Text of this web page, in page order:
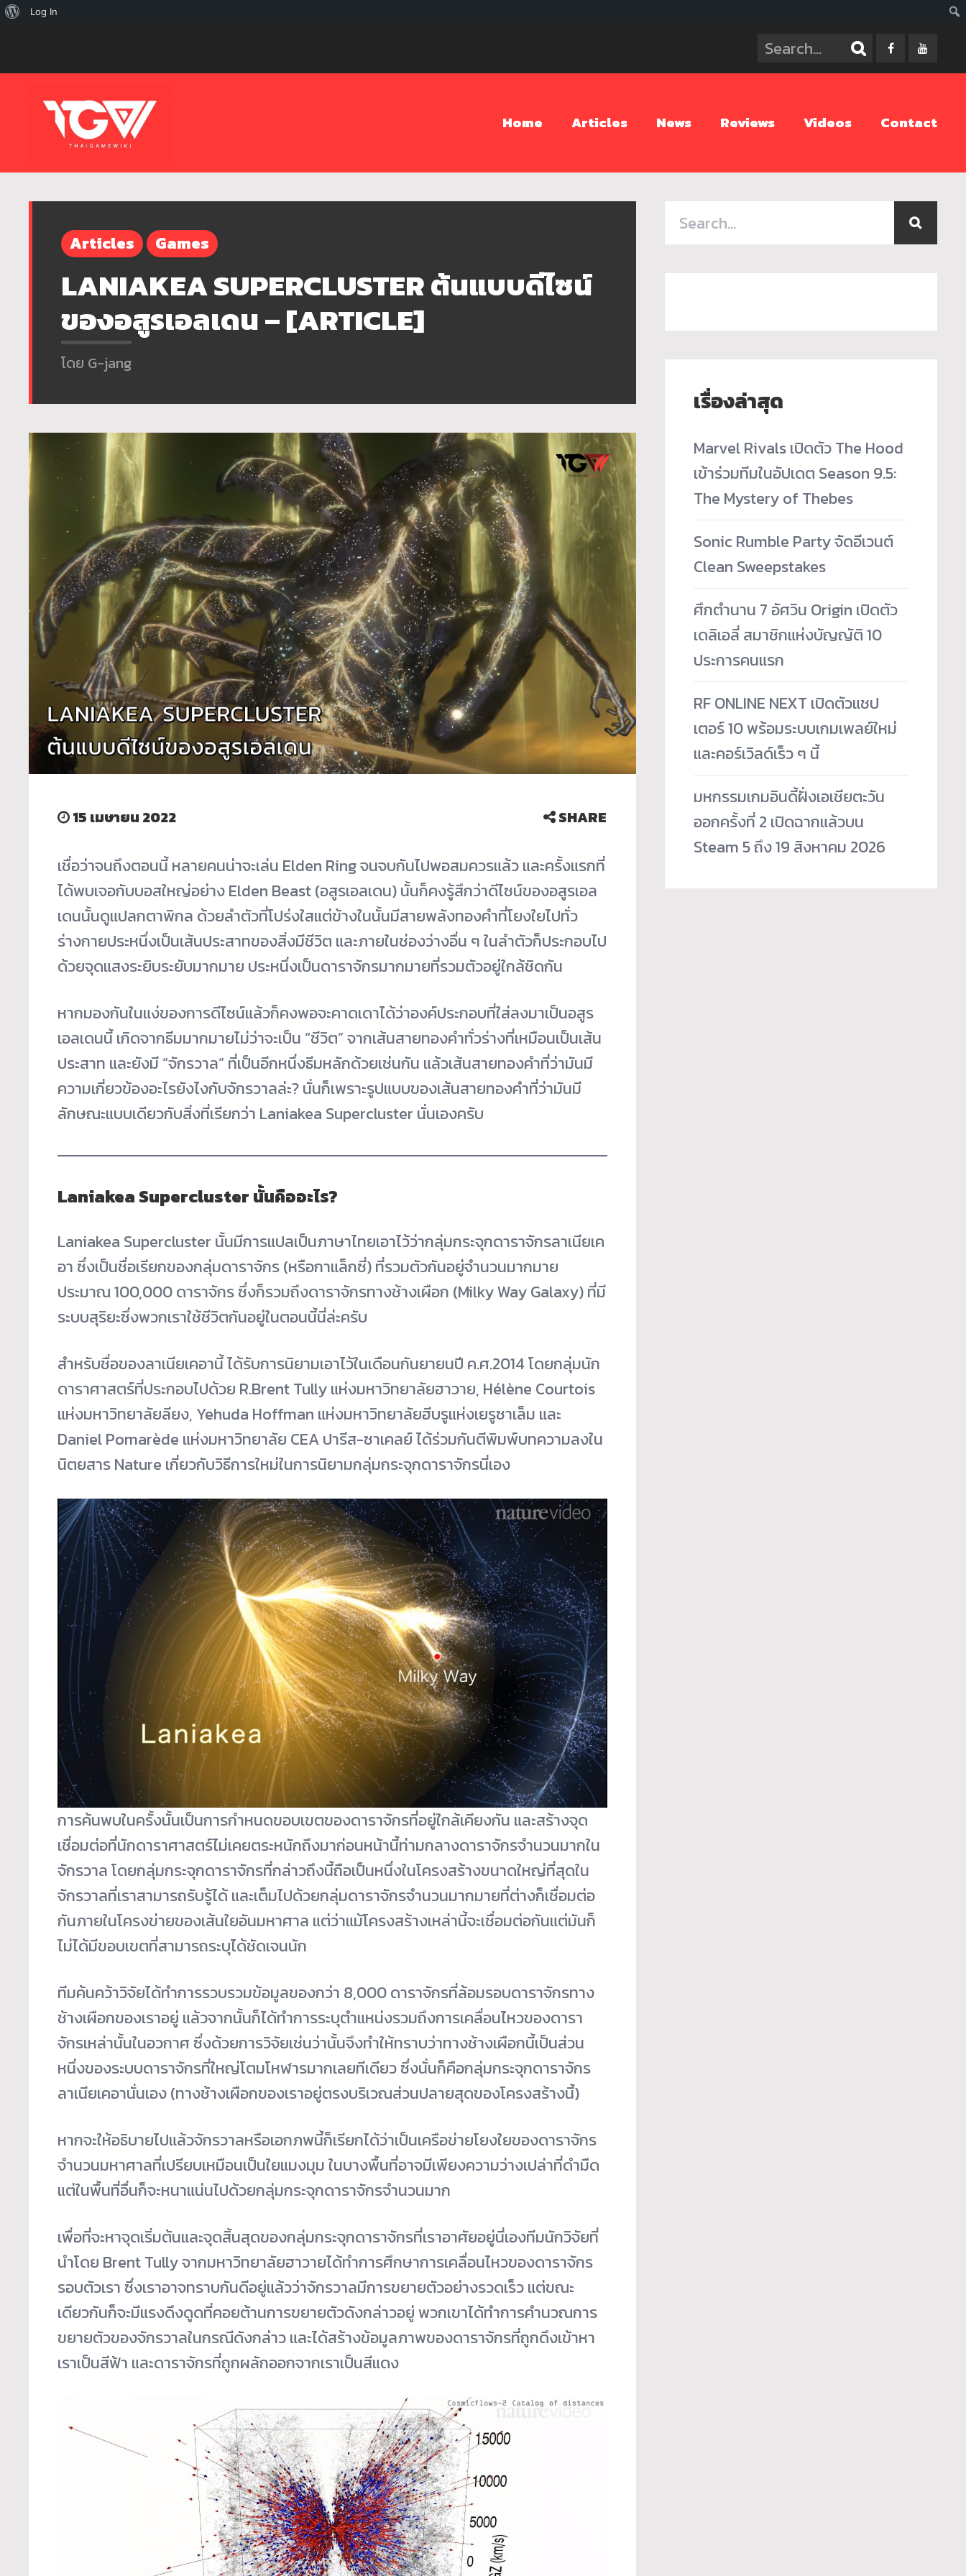
Home Articles News Reviews Videos Contact
Articles Games
LANIAKEA SUPERCLUSTER ต้นแบบดีไซน์
ของอสูรเอลเดน – [ARTICLE]
โดย G-jang
15 เมษายน 2022 SHARE
เชื่อว่าจนถึงตอนนี้ หลายคนน่าจะเล่น Elden Ring จนจบกันไปพอสมควรแล้ว และครั้งแรกที่
ได้พบเจอกับบอสใหญ่อย่าง Elden Beast (อสูรเอลเดน) นั้นก็คงรู้สึกว่าดีไซน์ของอสูรเอล
เดนนั้นดูแปลกตาพิกล ด้วยลำตัวที่โปร่งใสแต่ข้างในนั้นมีสายพลังทองคำที่โยงใยไปทั่ว
ร่างกายประหนึ่งเป็นเส้นประสาทของสิ่งมีชีวิต และภายในช่องว่างอื่น ๆ ในลำตัวก็ประกอบไป
ด้วยจุดแสงระยิบระยับมากมาย ประหนึ่งเป็นดาราจักรมากมายที่รวมตัวอยู่ใกล้ชิดกัน
หากมองกันในแง่ของการดีไซน์แล้วก็คงพอจะคาดเดาได้ว่าองค์ประกอบที่ใส่ลงมาเป็นอสูร
เอลเดนนี้ เกิดจากธีมมากมายไม่ว่าจะเป็น “ชีวิต” จากเส้นสายทองคำทั่วร่างที่เหมือนเป็นเส้น
ประสาท และยังมี “จักรวาล” ที่เป็นอีกหนึ่งธีมหลักด้วยเช่นกัน แล้วเส้นสายทองคำที่ว่ามันมี
ความเกี่ยวข้องอะไรยังไงกับจักรวาลล่ะ? นั่นก็เพราะรูปแบบของเส้นสายทองคำที่ว่ามันมี
ลักษณะแบบเดียวกับสิ่งที่เรียกว่า Laniakea Supercluster นั่นเองครับ
Laniakea Supercluster นั้นคืออะไร?
Laniakea Supercluster นั้นมีการแปลเป็นภาษาไทยเอาไว้ว่ากลุ่มกระจุกดาราจักรลาเนียเค
อา ซึ่งเป็นชื่อเรียกของกลุ่มดาราจักร (หรือกาแล็กซี่) ที่รวมตัวกันอยู่จำนวนมากมาย
ประมาณ 100,000 ดาราจักร ซึ่งก็รวมถึงดาราจักรทางช้างเผือก (Milky Way Galaxy) ที่มี
ระบบสุริยะซึ่งพวกเราใช้ชีวิตกันอยู่ในตอนนี้นี่ล่ะครับ
สำหรับชื่อของลาเนียเคอานี้ ได้รับการนิยามเอาไว้ในเดือนกันยายนปี ค.ศ.2014 โดยกลุ่มนัก
ดาราศาสตร์ที่ประกอบไปด้วย R.Brent Tully แห่งมหาวิทยาลัยฮาวาย, Hélène Courtois
แห่งมหาวิทยาลัยลียง, Yehuda Hoffman แห่งมหาวิทยาลัยฮีบรูแห่งเยรูซาเล็ม และ
Daniel Pomarède แห่งมหาวิทยาลัย CEA ปารีส-ซาเคลย์ ได้ร่วมกันตีพิมพ์บทความลงใน
นิตยสาร Nature เกี่ยวกับวิธีการใหม่ในการนิยามกลุ่มกระจุกดาราจักรนี่เอง
การค้นพบในครั้งนั้นเป็นการกำหนดขอบเขตของดาราจักรที่อยู่ใกล้เคียงกัน และสร้างจุด
เชื่อมต่อที่นักดาราศาสตร์ไม่เคยตระหนักถึงมาก่อนหน้านี้ท่ามกลางดาราจักรจำนวนมากใน
จักรวาล โดยกลุ่มกระจุกดาราจักรที่กล่าวถึงนี้ถือเป็นหนึ่งในโครงสร้างขนาดใหญ่ที่สุดใน
จักรวาลที่เราสามารถรับรู้ได้ และเต็มไปด้วยกลุ่มดาราจักรจำนวนมากมายที่ต่างก็เชื่อมต่อ
กันภายในโครงข่ายของเส้นใยอันมหาศาล แต่ว่าแม้โครงสร้างเหล่านี้จะเชื่อมต่อกันแต่มันก็
ไม่ได้มีขอบเขตที่สามารถระบุได้ชัดเจนนัก
ทีมค้นคว้าวิจัยได้ทำการรวบรวมข้อมูลของกว่า 8,000 ดาราจักรที่ล้อมรอบดาราจักรทาง
ช้างเผือกของเราอยู่ แล้วจากนั้นก็ได้ทำการระบุตำแหน่งรวมถึงการเคลื่อนไหวของดารา
จักรเหล่านั้นในอวกาศ ซึ่งด้วยการวิจัยเช่นว่านั้นจึงทำให้ทราบว่าทางช้างเผือกนี้เป็นส่วน
หนึ่งของระบบดาราจักรที่ใหญ่โตมโหฬารมากเลยทีเดียว ซึ่งนั่นก็คือกลุ่มกระจุกดาราจักร
ลาเนียเคอานั่นเอง (ทางช้างเผือกของเราอยู่ตรงบริเวณส่วนปลายสุดของโครงสร้างนี้)
หากจะให้อธิบายไปแล้วจักรวาลหรือเอกภพนี้ก็เรียกได้ว่าเป็นเครือข่ายโยงใยของดาราจักร
จำนวนมหาศาลที่เปรียบเหมือนเป็นใยแมงมุม ในบางพื้นที่อาจมีเพียงความว่างเปล่าที่ดำมืด
แต่ในพื้นที่อื่นก็จะหนาแน่นไปด้วยกลุ่มกระจุกดาราจักรจำนวนมาก
เพื่อที่จะหาจุดเริ่มต้นและจุดสิ้นสุดของกลุ่มกระจุกดาราจักรที่เราอาศัยอยู่นี่เองทีมนักวิจัยที่
นำโดย Brent Tully จากมหาวิทยาลัยฮาวายได้ทำการศึกษาการเคลื่อนไหวของดาราจักร
รอบตัวเรา ซึ่งเราอาจทราบกันดีอยู่แล้วว่าจักรวาลมีการขยายตัวอย่างรวดเร็ว แต่ขณะ
เดียวกันก็จะมีแรงดึงดูดที่คอยต้านการขยายตัวดังกล่าวอยู่ พวกเขาได้ทำการคำนวณการ
ขยายตัวของจักรวาลในกรณีดังกล่าว และได้สร้างข้อมูลภาพของดาราจักรที่ถูกดึงเข้าหา
เราเป็นสีฟ้า และดาราจักรที่ถูกผลักออกจากเราเป็นสีแดง
เรื่องล่าสุด
Marvel Rivals เปิดตัว The Hood
เข้าร่วมทีมในอัปเดต Season 9.5:
The Mystery of Thebes
Sonic Rumble Party จัดอีเวนต์
Clean Sweepstakes
ศึกตำนาน 7 อัศวิน Origin เปิดตัว
เดลิเอลี่ สมาชิกแห่งบัญญัติ 10
ประการคนแรก
RF ONLINE NEXT เปิดตัวแชป
เตอร์ 10 พร้อมระบบเกมเพลย์ใหม่
และคอร์เวิลด์เร็ว ๆ นี้
มหกรรมเกมอินดี้ฝั่งเอเชียตะวัน
ออกครั้งที่ 2 เปิดฉากแล้วบน
Steam 5 ถึง 19 สิงหาคม 2026
เกี่ยวLog In